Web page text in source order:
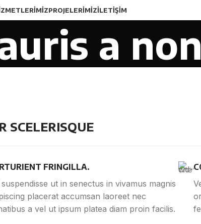
PROJELERIMIZİLETIŞIM
a
SCELERISQUE
FRINGILLA.
suspendisse ut in senectus in vivamus magnis
placerat accumsan laoreet nec
a vel ut ipsum platea diam proin facilis.